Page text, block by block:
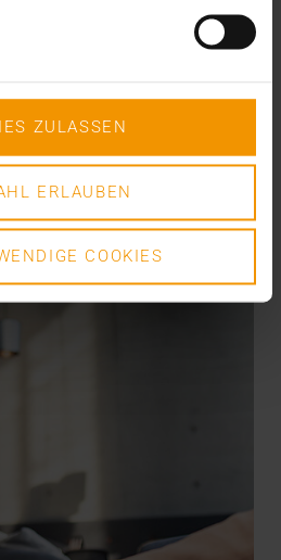
ZULASSEN
ERLAUBEN
COOKIES